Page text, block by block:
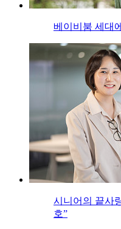
베이비붐 세대
시니어의 끝사
호”